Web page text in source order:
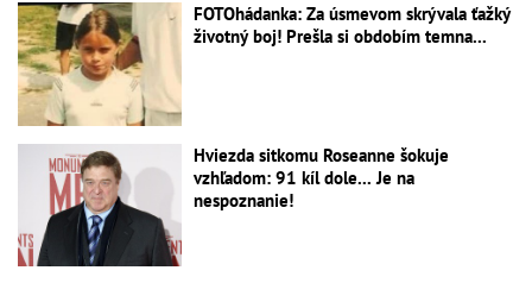
FOTOhádanka: Za úsmevom skrývala ťažký
životný boj! Prešla si obdobím temna...
Hviezda sitkomu Roseanne šokuje
vzhľadom: 91 kíl dole... Je na
nespoznanie!